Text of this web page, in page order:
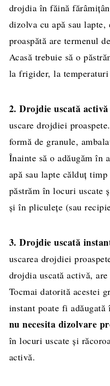
drojdia în făină
dizolva cu apă sau
proaspătă are termenul
Acasă trebuie să o
la frigider, la
2. Drojdie uscată activă
uscare drojdiei
formă de granule,
Înainte să o adăugăm în
apă sau lapte călduț
păstrăm în locuri uscate
și în pliculețe (sau
3. Drojdie uscată
uscarea drojdiei
drojdia uscată activă,
Tocmai datorită acestei
instant poate fi
nu necesita dizolvare
în locuri uscate și
activă.